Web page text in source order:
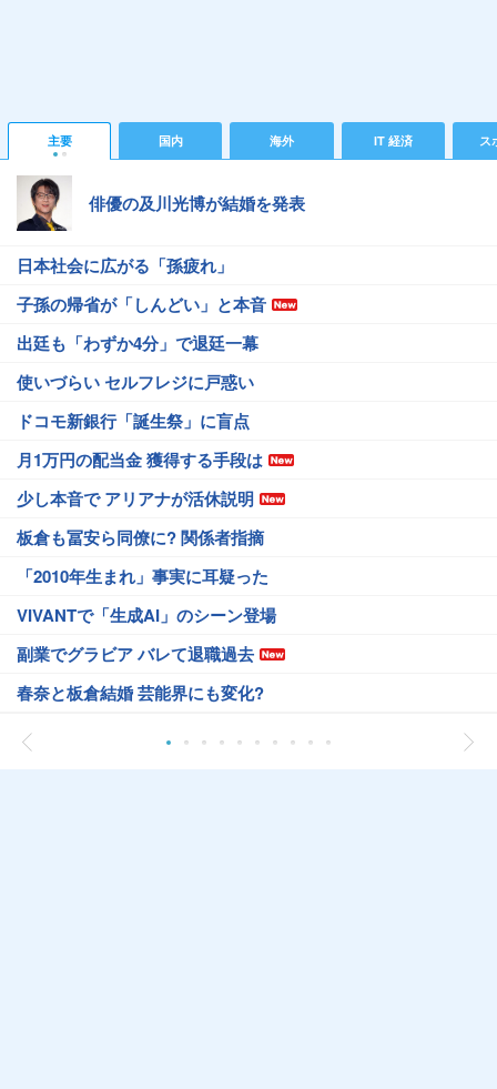
主要 国内 海外 IT 経済 ス
俳優の及川光博が結婚を発表
日本社会に広がる「孫疲れ」
子孫の帰省が「しんどい」と本音
出廷も「わずか4分」で退廷一幕
使いづらい セルフレジに戸惑い
ドコモ新銀行「誕生祭」に盲点
月1万円の配当金 獲得する手段は
少し本音で アリアナが活休説明
板倉も冨安ら同僚に? 関係者指摘
「2010年生まれ」事実に耳疑った
VIVANTで「生成AI」のシーン登場
副業でグラビア バレて退職過去
春奈と板倉結婚 芸能界にも変化?